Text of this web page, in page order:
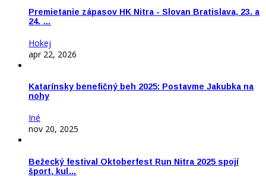
Premietanie zápasov HK Nitra - Slovan Bratislava, 23. a
24. …
Hokej
apr 22, 2026
Katarínsky benefičný beh 2025: Postavme Jakubka na
nohy
Iné
nov 20, 2025
Bežecký festival Oktoberfest Run Nitra 2025 spojí
šport, kul…